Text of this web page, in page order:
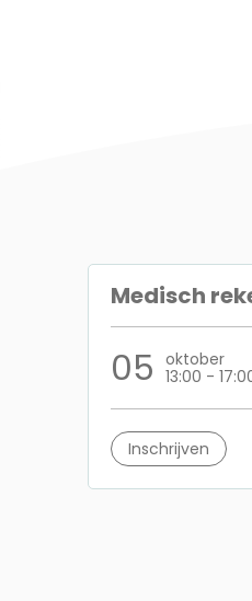
Medisch
05
oktober
13:00 -
Inschrijven